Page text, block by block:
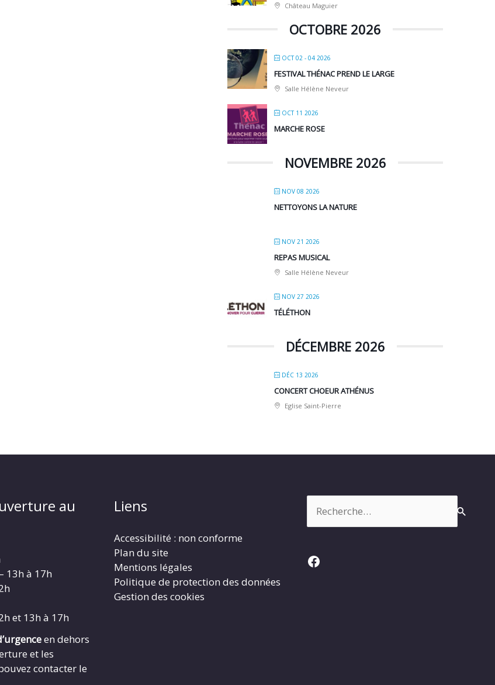
Château Maguier
OCTOBRE 2026
OCT 02 - 04 2026
FESTIVAL THÉNAC PREND LE LARGE
Salle Hélène Neveur
OCT 11 2026
MARCHE ROSE
NOVEMBRE 2026
NOV 08 2026
NETTOYONS LA NATURE
NOV 21 2026
REPAS MUSICAL
Salle Hélène Neveur
NOV 27 2026
TÉLÉTHON
DÉCEMBRE 2026
DÉC 13 2026
CONCERT CHOEUR ATHÉNUS
Eglise Saint-Pierre
au
13h à 17h
et 13h à 17h
en dehors
et les
contacter le
Liens
Accessibilité : non conforme
Plan du site
Mentions légales
Politique de protection des données
Gestion des cookies
Facebook